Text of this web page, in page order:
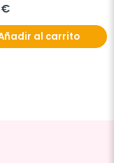
€
al carrito